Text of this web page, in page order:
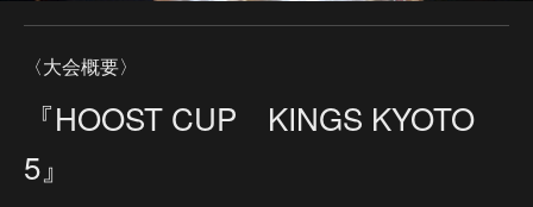
〈大会概要〉
『HOOST CUP KINGS KYOTO
5』